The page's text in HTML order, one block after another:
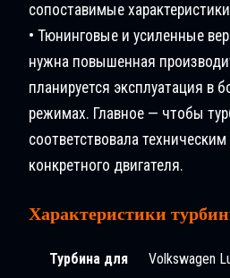
сопоставимые
• Тюнинговые и усиленные
нужна повышенная
планируется эксплуатация в
режимах. Главное — чтобы
соответствовала
конкретного двигателя.
Характеристики
Турбина для Volkswagen